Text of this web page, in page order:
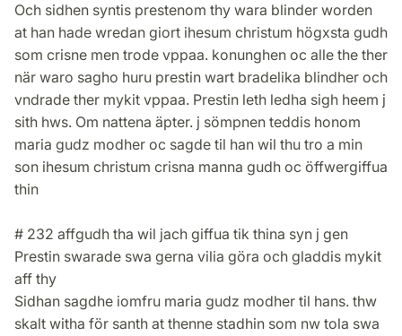
Och sidhen syntis prestenom thy wara blinder worden
at han hade wredan giort ihesum christum högxsta gudh
som crisne men trode vppaa. konunghen oc alle the ther
när waro sagho huru prestin wart bradelika blindher och
vndrade ther mykit vppaa. Prestin leth ledha sigh heem j
sith hws. Om nattena äpter. j sömpnen teddis honom
maria gudz modher oc sagde til han wil thu tro a min
son ihesum christum crisna manna gudh oc öffwergiffua
thin
# 232 affgudh tha wil jach giffua tik thina syn j gen
Prestin swarade swa gerna vilia göra och gladdis mykit
aff thy
Sidhan sagdhe iomfru maria gudz modher til hans. thw
skalt witha för santh at thenne stadhin som nw tola swa